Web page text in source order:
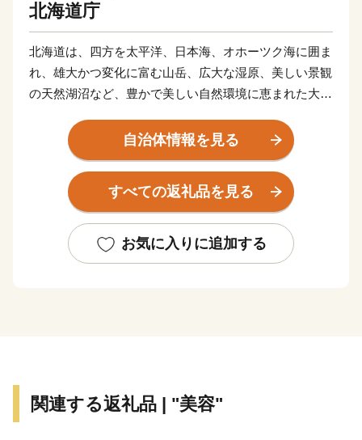
北海道庁
北海道は、四方を太平洋、日本海、オホーツク海に囲ま
れ、雄大かつ変化に富む山岳、広大な湿原、美しい景観
の天然湖沼など、豊かで美しい自然環境に恵まれた大地
温帯気候の北限であると同時に、亜寒帯気候の南限に位
置し、年間の平均気温は６～10℃程度、平均降水量は
700～1,700mm程度と、冷涼低湿で梅雨や台風の影響も
ほとんどありません。
が咲くさわやかな夏。川にサケが遡上し、山々が赤や黄
に染まる紅葉の秋。そして、スキー、スケート、スノー
す。
自治体情報を見る
すべての返礼品を見る
お気に入りに追加する
関連する返礼品 | "美容"